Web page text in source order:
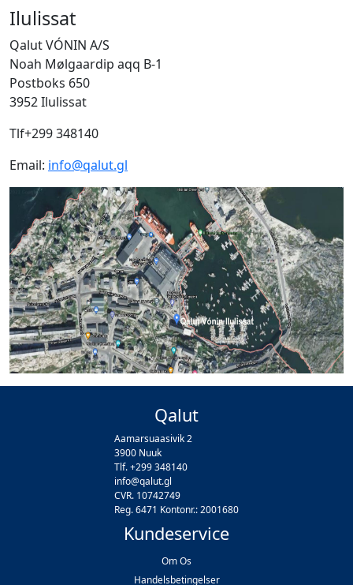
Ilulissat
Qalut VÓNIN A/S
Noah Mølgaardip aqq B-1
Postboks 650
3952 Ilulissat
Tlf+299 348140
Email: info@qalut.gl
Qalut
Aamarsuaasivik 2
3900 Nuuk
Tlf. +299 348140
info@qalut.gl
CVR. 10742749
Reg. 6471 Kontonr.: 2001680
Kundeservice
Om Os
Handelsbetingelser